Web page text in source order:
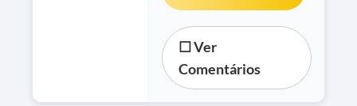
☐ Ver
Comentários